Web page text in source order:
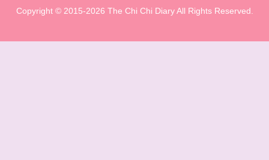
Copyright © 2015-2026 The Chi Chi Diary All Rights Reserved.